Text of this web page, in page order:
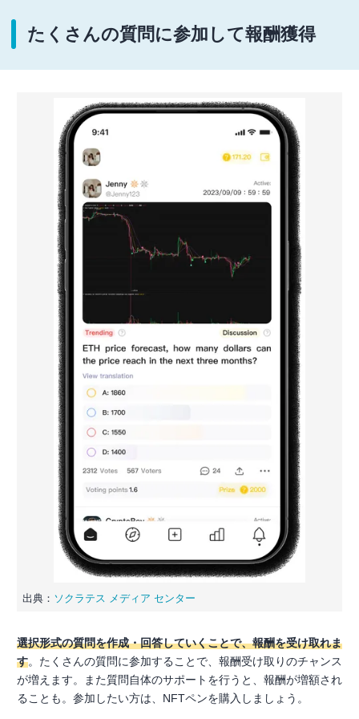
たくさんの質問に参加して報酬獲得
出典： ソクラテス メディア センター
選択形式の質問を作成・回答していくことで、報酬を受け取れま
す。たくさんの質問に参加することで、報酬受け取りのチャンス
が増えます。また質問自体のサポートを行うと、報酬が増額され
ることも。参加したい方は、NFTペンを購入しましょう。